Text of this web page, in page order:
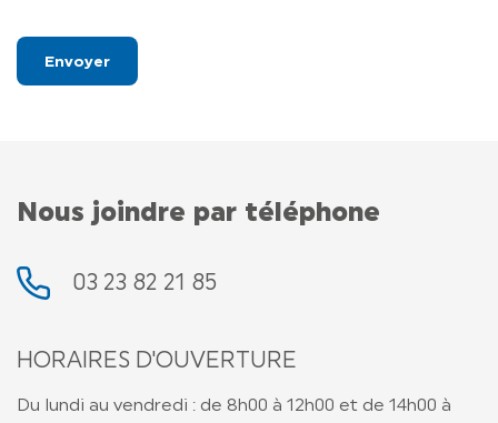
Nous joindre par téléphone
03 23 82 21 85
HORAIRES D'OUVERTURE
Du lundi au vendredi : de 8h00 à 12h00 et de 14h00 à